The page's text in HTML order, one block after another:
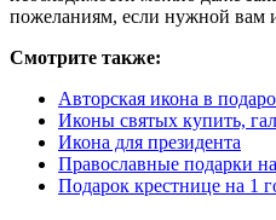
пожеланиям, если нужной вам
Смотрите также:
Авторская икона в
Иконы святых купить,
Икона для президента
Православные подарки
Подарок крестнице на 1